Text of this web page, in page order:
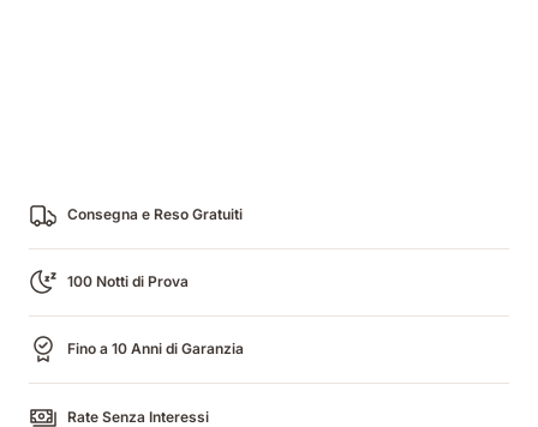
Consegna e Reso Gratuiti
100 Notti di Prova
Fino a 10 Anni di Garanzia
Rate Senza Interessi